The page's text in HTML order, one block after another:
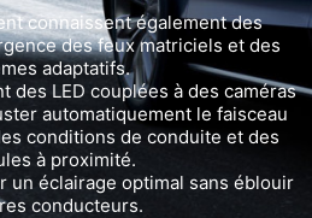
connaissent également des
des feux matriciels et des
adaptatifs.
des LED couplées à des caméras
automatiquement le faisceau
conditions de conduite et des
à proximité.
un éclairage optimal sans éblouir
conducteurs.